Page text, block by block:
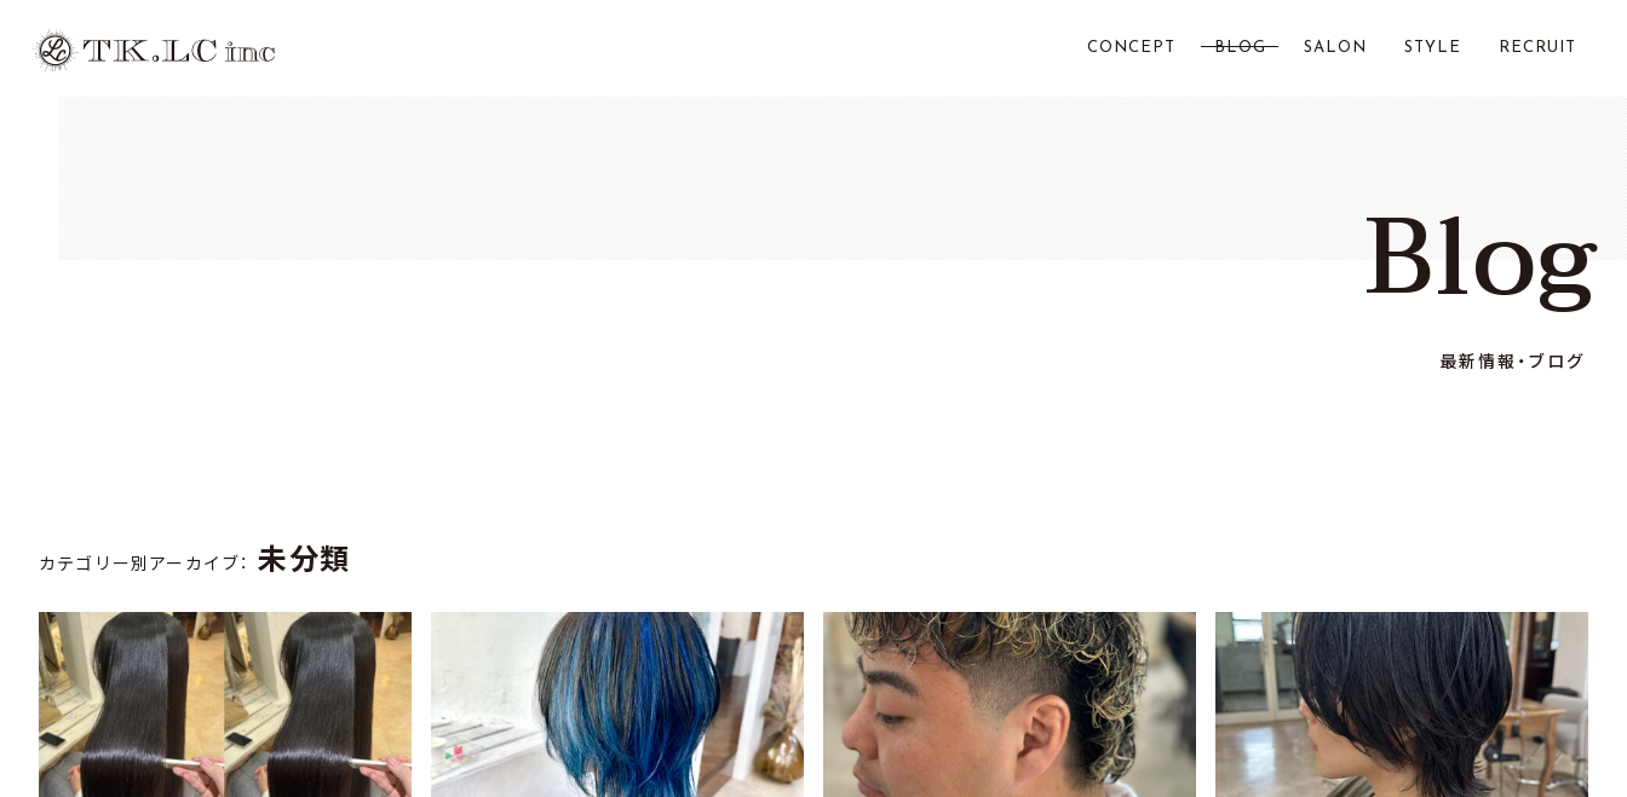
CONCEPT BLOG SALON
Total Beauty LOSTCITY
STYLE RECRUIT
Blog
最新情報・ブログ
カテゴリー別アーカイブ： 未分類